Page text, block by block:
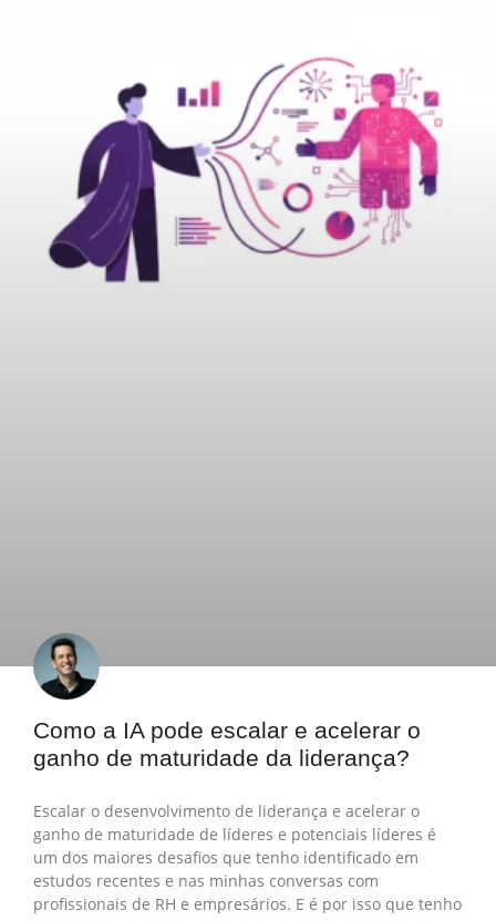
Como a IA pode escalar e acelerar o
ganho de maturidade da liderança?
Escalar o desenvolvimento de liderança e acelerar o
ganho de maturidade de líderes e potenciais líderes é
um dos maiores desafios que tenho identificado em
estudos recentes e nas minhas conversas com
profissionais de RH e empresários. E é por isso que tenho